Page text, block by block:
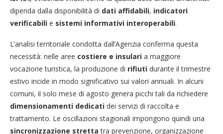
dipenda dalla disponibilità di dati affidabili, indicatori
verificabili e sistemi informativi interoperabili.
L’analisi territoriale condotta dall’Agenzia conferma questa
necessità: nelle aree costiere e insulari a maggiore
vocazione turistica, la produzione di rifiuti durante il trimestre
estivo incide in modo significativo sui valori annuali. In alcuni
comuni, il solo mese di agosto genera picchi tali da richiedere
dimensionamenti dedicati dei servizi di raccolta e
trattamento. Le oscillazioni stagionali impongono quindi una
sincronizzazione stretta tra prevenzione, organizzazione